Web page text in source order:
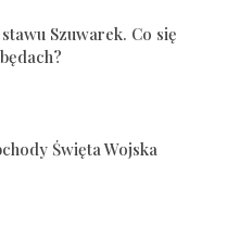
Szuwarek. Co się
Święta Wojska